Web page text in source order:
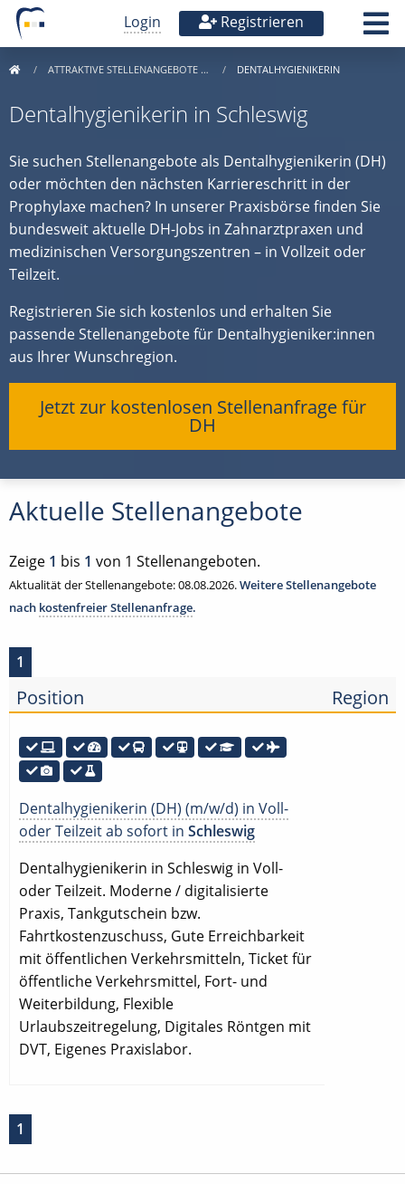
Login Registrieren
ATTRAKTIVE STELLENANGEBOTE … DENTALHYGIENIKERIN
Dentalhygienikerin in Schleswig
Sie suchen Stellenangebote als Dentalhygienikerin (DH)
oder möchten den nächsten Karriereschritt in der
Prophylaxe machen? In unserer Praxisbörse finden Sie
bundesweit aktuelle DH-Jobs in Zahnarztpraxen und
medizinischen Versorgungszentren – in Vollzeit oder
Teilzeit.
Registrieren Sie sich kostenlos und erhalten Sie
passende Stellenangebote für Dentalhygieniker:innen
aus Ihrer Wunschregion.
Jetzt zur kostenlosen Stellenanfrage für
DH
Aktuelle Stellenangebote
Zeige 1 bis 1 von 1 Stellenangeboten.
Aktualität der Stellenangebote: 08.08.2026.Weitere Stellenangebote
nach kostenfreier Stellenanfrage.
1
Position Region
Dentalhygienikerin (DH) (m/w/d) in Voll-
oder Teilzeit ab sofort in Schleswig
Dentalhygienikerin in Schleswig in Voll-
oder Teilzeit. Moderne / digitalisierte
Praxis, Tankgutschein bzw.
Fahrtkostenzuschuss, Gute Erreichbarkeit
mit öffentlichen Verkehrsmitteln, Ticket für
öffentliche Verkehrsmittel, Fort- und
Weiterbildung, Flexible
Urlaubszeitregelung, Digitales Röntgen mit
DVT, Eigenes Praxislabor.
1